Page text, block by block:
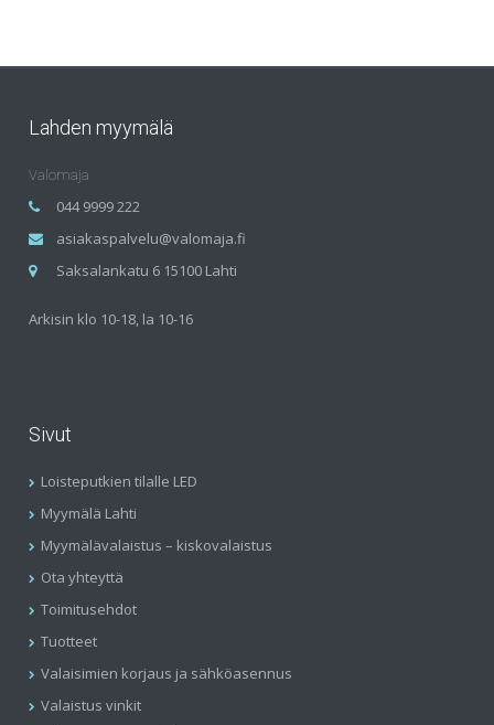
Lahden myymälä
Valomaja
044 9999 222
asiakaspalvelu@valomaja.fi
Saksalankatu 6 15100 Lahti
Arkisin klo 10-18, la 10-16
Sivut
Loisteputkien tilalle LED
Myymälä Lahti
Myymälävalaistus – kiskovalaistus
Ota yhteyttä
Toimitusehdot
Tuotteet
Valaisimien korjaus ja sähköasennus
Valaistus vinkit